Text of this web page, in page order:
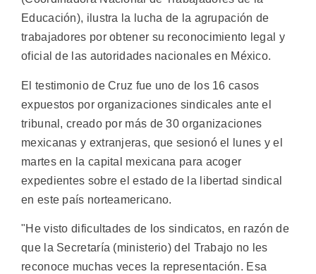
Educación), ilustra la lucha de la agrupación de
trabajadores por obtener su reconocimiento legal y
oficial de las autoridades nacionales en México.
El testimonio de Cruz fue uno de los 16 casos
expuestos por organizaciones sindicales ante el
tribunal, creado por más de 30 organizaciones
mexicanas y extranjeras, que sesionó el lunes y el
martes en la capital mexicana para acoger
expedientes sobre el estado de la libertad sindical
en este país norteamericano.
"He visto dificultades de los sindicatos, en razón de
que la Secretaría (ministerio) del Trabajo no les
reconoce muchas veces la representación. Esa